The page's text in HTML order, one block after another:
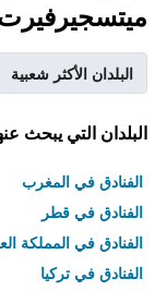
البلدان الأكثر شعبية
البلدان التي يبحث
الفنادق في المغرب
الفنادق في قطر
الفنادق في المملكة
الفنادق في تركيا